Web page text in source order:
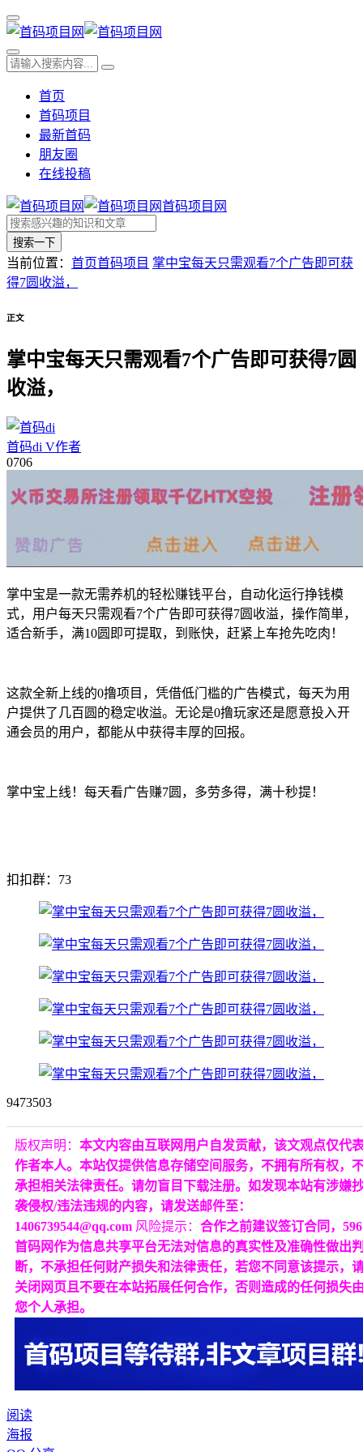
首页
首码项目
最新首码
朋友圈
在线投稿
首码项目网
搜索一下
当前位置： 首页首码项目 掌中宝每天只需观看7个广告即可获
得7圆收溢，
正文
掌中宝每天只需观看7个广告即可获得7圆
收溢，
首码di V作者
0706
掌中宝是一款无需养机的轻松赚钱平台，自动化运行挣钱模
式，用户每天只需观看7个广告即可获得7圆收溢，操作简単，
适合新手，满10圆即可提取，到账快，赶紧上车抢先吃肉！
这款全新上线的0撸项目，凭借低门槛的广告模式，每天为用
户提供了几百圆的稳定收溢。无论是0撸玩家还是愿意投入开
通会员的用户，都能从中获得丰厚的回报。
掌中宝上线！每天看广告赚7圆，多劳多得，满十秒提！
扣扣群：73
9473503
版权声明： 本文内容由互联网用户自发贡献，该文观点仅代
作者本人。本站仅提供信息存储空间服务，不拥有所有权，
承担相关法律责任。请勿盲目下载注册。如发现本站有涉嫌
袭侵权/违法违规的内容，请发送邮件至：
1406739544@qq.com 风险提示： 合作之前建议签订合同，596
首码网作为信息共享平台无法对信息的真实性及准确性做出
断，不承担任何财产损失和法律责任，若您不同意该提示，
关闭网页且不要在本站拓展任何合作，否则造成的任何损失
您个人承担。
阅读
海报